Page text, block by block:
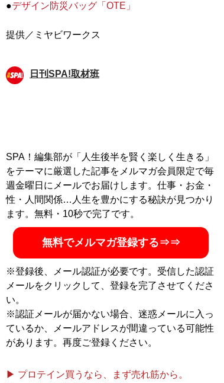
●デザイン防災バッグ「OTE」
日刊SPA!取材班
SPA！編集部が「人生後半を賢く楽しく生きる」
をテーマに厳選した記事をメルマガ会員限定で毎
週金曜日にメールでお届けします。仕事・お金・
性・人間関係…人生を豊かにする秘訣が見つかり
ます。無料・10秒で完了です。
無料でメルマガ登録する⇒⇒
※登録後、メール認証が必要です。受信した認証
メールをクリックして、登録を完了させてくださ
い。
※認証メールが届かない場合、迷惑メールに入っ
ているか、メールアドレスが間違っている可能性
があります。再度ご登録ください。
▶ プロテイン買うなら、まず売れ筋から。